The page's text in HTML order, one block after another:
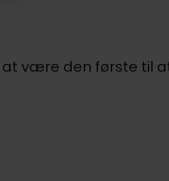
være den første til